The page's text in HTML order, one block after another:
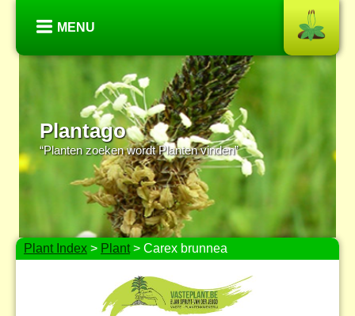
MENU
Plantago
“Planten zoeken wordt Planten vinden”
Plant Index > Plant> Carex brunnea